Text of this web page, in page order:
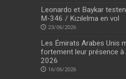
Leonardo et Baykar
M-346 / Kızılelma en vol
23/06/2026
Les Émirats Arabes Unis
fortement leur présence
2026
16/06/2026